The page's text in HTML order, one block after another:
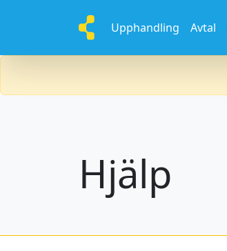
Upphandling Avtal
Hjälp